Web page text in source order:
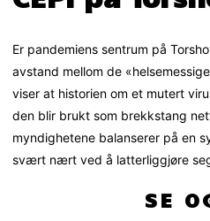
Er pandemiens sentrum på
avstand mellom de
viser at historien om et mutert
den blir brukt som brekkstang
myndighetene balanserer på en
svært nært ved å latterliggjøre
SE